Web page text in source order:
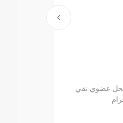
عضوي نقي